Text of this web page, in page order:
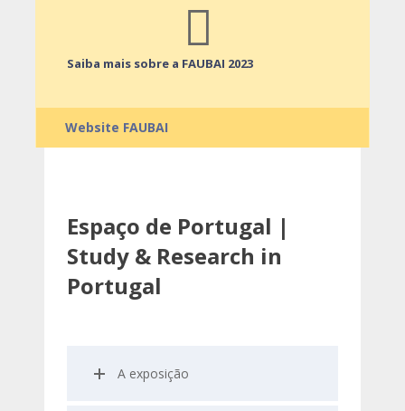
Saiba mais sobre a FAUBAI 2023
Website FAUBAI
Espaço de Portugal |
Study & Research in
Portugal
A exposição